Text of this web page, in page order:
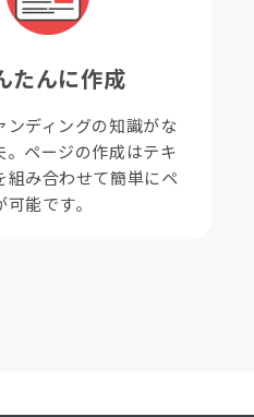
たんに作成
ンディングの知識がな
。ページの作成はテキ
組み合わせて簡単にペ
能です。